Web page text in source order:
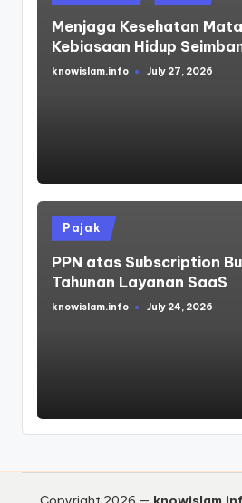
in
Menjaga Kesehatan
Kebiasaan Hidup
Posted
knowislam.info July 27, 2026
Posted
in
Pajak
PPN atas Subscription
Tahunan Layanan SaaS
Posted
knowislam.info July 24, 2026